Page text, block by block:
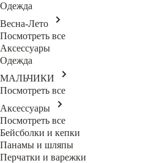
Одежда
Весна-Лето
Посмотреть все
Аксессуары
Одежда
МАЛЬЧИКИ
Посмотреть все
Аксессуары
Посмотреть все
Бейсболки и кепки
Панамы и шляпы
Перчатки и варежки